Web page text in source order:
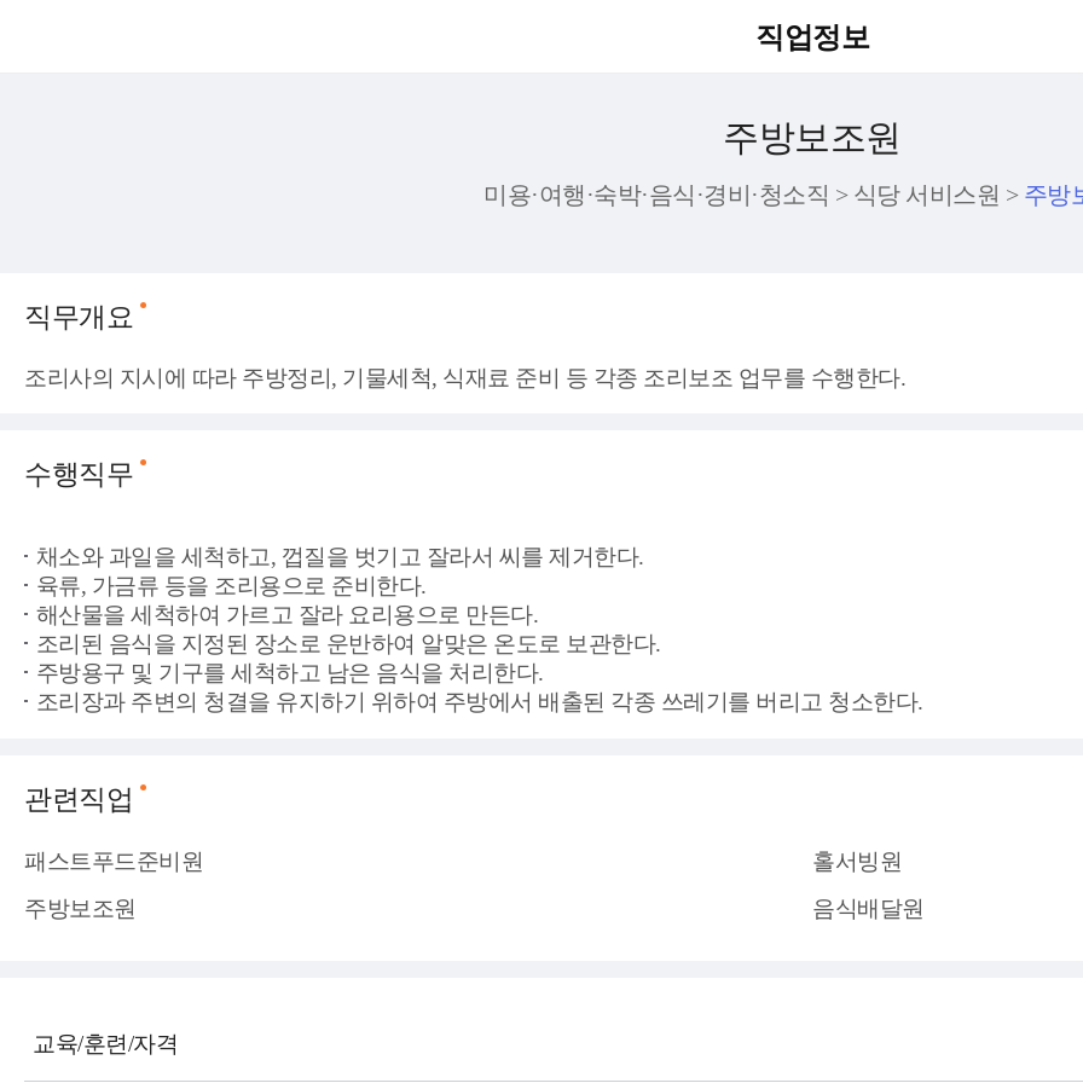
직업정보
주방보조원
미용·여행·숙박·음식·경비·청소직 > 식당 서비스원 > 주방
직무개요
조리사의 지시에 따라 주방정리, 기물세척, 식재료 준비 등 각종 조리보조 업무를 수행한다.
수행직무
채소와 과일을 세척하고, 껍질을 벗기고 잘라서 씨를 제거한다.
육류, 가금류 등을 조리용으로 준비한다.
해산물을 세척하여 가르고 잘라 요리용으로 만든다.
조리된 음식을 지정된 장소로 운반하여 알맞은 온도로 보관한다.
주방용구 및 기구를 세척하고 남은 음식을 처리한다.
조리장과 주변의 청결을 유지하기 위하여 주방에서 배출된 각종 쓰레기를 버리고 청소한다.
관련직업
패스트푸드준비원
홀서빙원
주방보조원
음식배달원
교육/훈련/자격